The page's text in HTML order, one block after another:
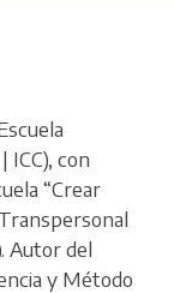
ICC), con
“Crear
Autor del
y Método